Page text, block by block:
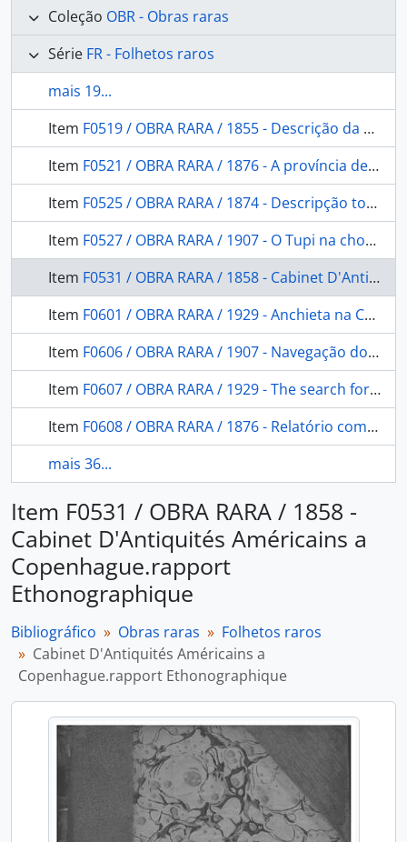
Coleção OBR - Obras raras
Série FR - Folhetos raros
mais 19...
Item F0519 / OBRA RARA / 1855 - Descrição da Costa do Brasil de Pitimbu e São Bento e de todas as Barras, Portos e Rio do Litoral da Provincia de Pernambuco: seguida de um roteiro para se demandarem as mesmas barras.Acompanhando a Planta Geral da Costa.Apresentando ao Illm. Sr. capitão. em 3 de fevereiro de 1855.
Item F0521 / OBRA RARA / 1876 - A província de Goyaz. Exposição Nacional de 1875
Item F0525 / OBRA RARA / 1874 - Descripção topographica do mappa da provincia de Santa Catarina organisada na Commissão do Registro geral e Estatistica das terras publicas sob a presidencia do Conselheiro Bernardo Augusto Nascentes de Azambuja
Item F0527 / OBRA RARA / 1907 - O Tupi na chorographia Pernambucana
Item F0531 / OBRA RARA / 1858 - Cabinet D'Antiquités Américains a Copenhague.rapport Ethonographique
Item F0601 / OBRA RARA / 1929 - Anchieta na Capitania de São Vicente: (Premio "Capistrano de Abreu" de 1928) Ed. da Sociedade Capistrano de Abreu, 1929.
Item F0606 / OBRA RARA / 1907 - Navegação do Rio Acre
Item F0607 / OBRA RARA / 1929 - The search for Colonel Fawcett: a paper read.
Item F0608 / OBRA RARA / 1876 - Relatório com que o Exm. Sr. Presidente da Província do Pará. Entregou a Administração da mesma ao. em 18 de julho de 1876
mais 36...
Item F0531 / OBRA RARA / 1858 -
Cabinet D'Antiquités Américains a
Copenhague.rapport
Ethonographique
Bibliográfico Obras raras
Folhetos raros
Cabinet D'Antiquités Américains a
Copenhague.rapport Ethonographique